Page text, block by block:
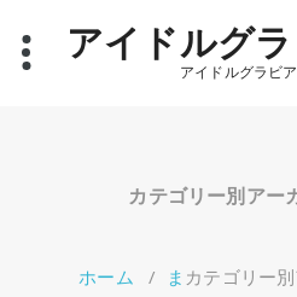
アイドルグ
アイドルグラビ
カテゴリー別アー
ホーム / ま カテゴリー